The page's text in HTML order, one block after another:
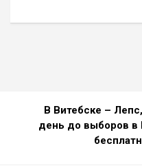
В Витебске –
день до выборов в